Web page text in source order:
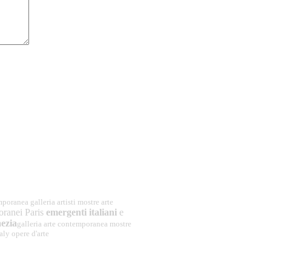
galleria artisti mostre arte
Paris emergenti italiani e
galleria arte contemporanea mostre
opere d'arte